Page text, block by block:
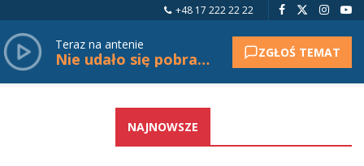
+48 17 222 22 22
Teraz na antenie
Nie udało się pobrać tytułu. ZGŁOŚ TEMAT
NAJNOWSZE